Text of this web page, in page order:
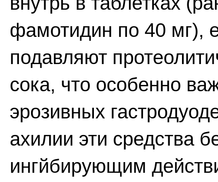
фамотидин по 40 мг),
подавляют
сока, что особенно
эрозивных
ахилии эти средства
ингйбирующим